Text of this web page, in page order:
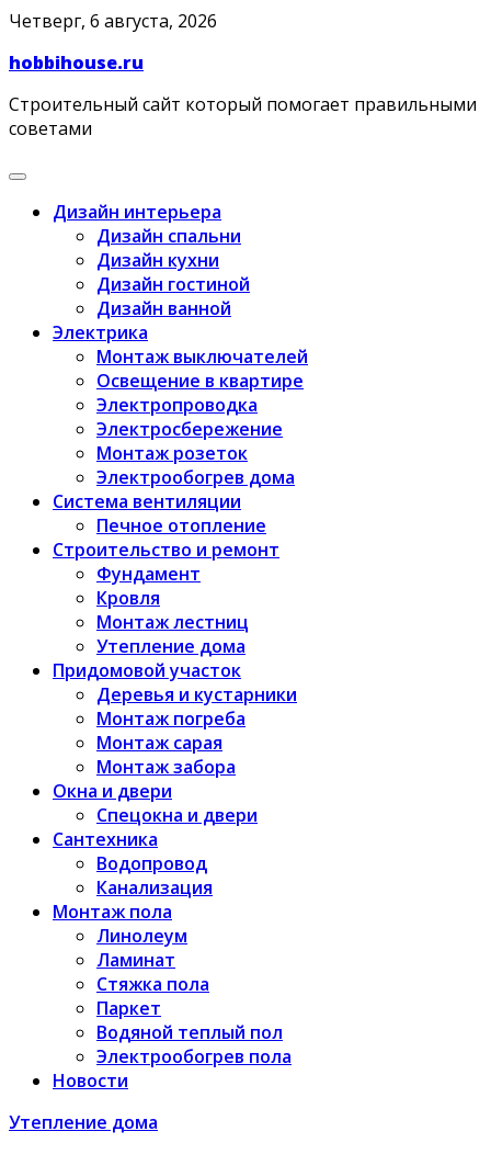
Skip
content
Четверг, 6 августа, 2026
hobbihouse.ru
Строительный сайт который помогает правильными
советами
Дизайн интерьера
Дизайн спальни
Дизайн кухни
Дизайн гостиной
Дизайн ванной
Электрика
Монтаж выключателей
Освещение в квартире
Электропроводка
Электросбережение
Монтаж розеток
Электрообогрев дома
Система вентиляции
Печное отопление
Строительство и ремонт
Фундамент
Кровля
Монтаж лестниц
Утепление дома
Придомовой участок
Деревья и кустарники
Монтаж погреба
Монтаж сарая
Монтаж забора
Окна и двери
Спецокна и двери
Сантехника
Водопровод
Канализация
Монтаж пола
Линолеум
Ламинат
Стяжка пола
Паркет
Водяной теплый пол
Электрообогрев пола
Новости
Утепление дома